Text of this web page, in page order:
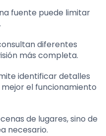
fuente puede limitar
diferentes
más completa.
identificar detalles
el funcionamiento
de lugares, sino de
necesario.